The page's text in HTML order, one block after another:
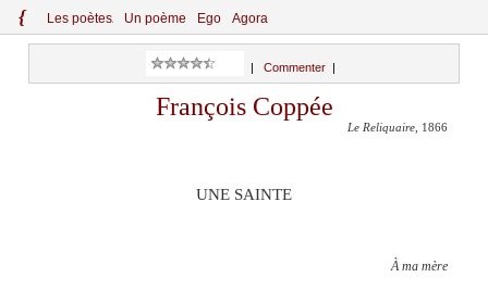
{ Les poètes Un poème Ego Agora
Commenter
François Coppée
Le Reliquaire , 1866
UNE SAINTE
À ma mère